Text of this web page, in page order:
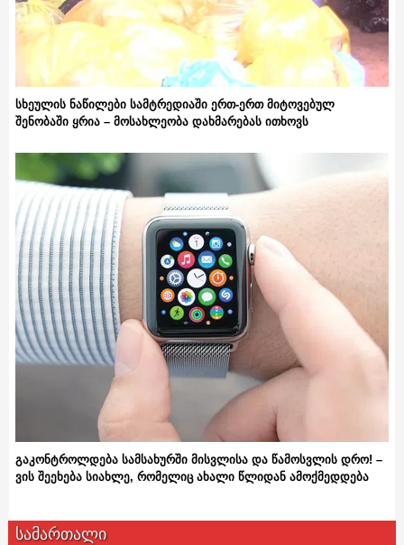
სხეულის ნაწილები სამტრედიაში ერთ-ერთ მიტოვებულ
შენობაში ყრია – მოსახლეობა დახმარებას ითხოვს
გაკონტროლდება სამსახურში მისვლისა და წამოსვლის დრო! –
ვის შეეხება სიახლე, რომელიც ახალი წლიდან ამოქმედდება
სამართალი